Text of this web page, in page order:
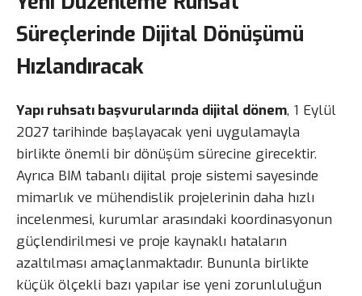
Süreçlerinde Dijital Dönüşümü
Hızlandıracak
Yapı ruhsatı başvurularında dijital dönem, 1 Eylül
2027 tarihinde başlayacak yeni uygulamayla
birlikte önemli bir dönüşüm sürecine girecektir.
Ayrıca BIM tabanlı dijital proje sistemi sayesinde
mimarlık ve mühendislik projelerinin daha hızlı
incelenmesi, kurumlar arasındaki koordinasyonun
güçlendirilmesi ve proje kaynaklı hataların
azaltılması amaçlanmaktadır. Bununla birlikte
küçük ölçekli bazı yapılar ise yeni zorunluluğun